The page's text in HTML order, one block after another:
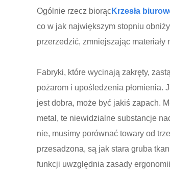
Ogólnie rzecz biorącKrzesła
co w jak największym stopniu
przerzedzić, zmniejszając
Fabryki, które wycinają zakręty,
pożarom i upośledzenia płomienia.
jest dobra, może być jakiś zapach.
metal, te niewidzialne substancje
nie, musimy porównać towary od
przesadzona, są jak stara gruba
funkcji uwzględnia zasady